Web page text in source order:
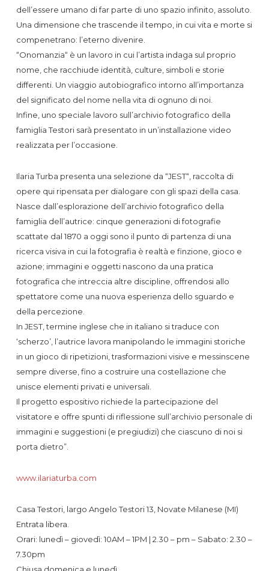
dell’essere umano di far parte di uno spazio infinito, assoluto.
Una dimensione che trascende il tempo, in cui vita e morte si
compenetrano: l’eterno divenire.
“Onomanzia“ è un lavoro in cui l’artista indaga sul proprio
nome, che racchiude identità, culture, simboli e storie
differenti. Un viaggio autobiografico intorno all’importanza
del significato del nome nella vita di ognuno di noi.
Infine, uno speciale lavoro sull’archivio fotografico della
famiglia Testori sarà presentato in un’installazione video
realizzata per l’occasione.
Ilaria Turba presenta una selezione da “JEST“, raccolta di
opere qui ripensata per dialogare con gli spazi della casa.
Nasce dall’esplorazione dell’archivio fotografico della
famiglia dell’autrice: cinque generazioni di fotografie
scattate dal 1870 a oggi sono il punto di partenza di una
ricerca visiva in cui la fotografia è realtà e finzione, gioco e
azione; immagini e oggetti nascono da una pratica
fotografica che intreccia altre discipline, offrendosi allo
spettatore come una nuova esperienza dello sguardo e
della percezione.
In JEST, termine inglese che in italiano si traduce con
‘scherzo’, l’autrice lavora manipolando le immagini storiche
in un gioco di ripetizioni, trasformazioni visive e messinscene
sempre diverse, fino a costruire una costellazione che
unisce elementi privati e universali.
Il progetto espositivo richiede la partecipazione del
visitatore e offre spunti di riflessione sull’archivio personale di
immagini e suggestioni (e pregiudizi) che ciascuno di noi si
porta dietro”.
www.ilariaturba.com
Casa Testori, largo Angelo Testori 13, Novate Milanese (MI)
Entrata libera.
Orari: lunedì – giovedì: 10AM – 1PM | 2.30 – pm – Sabato: 2.30 –
7.30pm
Chiusa domenica e lunedì.